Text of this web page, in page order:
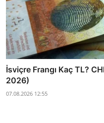
İsviçre Frangı Kaç TL?
2026)
07.08.2026 12:55